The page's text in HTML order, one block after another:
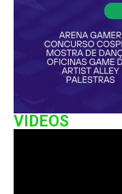
VIDEOS